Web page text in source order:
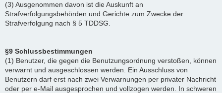
(3) Ausgenommen davon ist die Auskunft an
Strafverfolgungsbehörden und Gerichte zum Zwecke der
Strafverfolgung nach § 5 TDDSG.
§9 Schlussbestimmungen
(1) Benutzer, die gegen die Benutzungsordnung verstoßen, können
verwarnt und ausgeschlossen werden. Ein Ausschluss von
Benutzern darf erst nach zwei Verwarnungen per privater Nachricht
oder per e-Mail ausgesprochen und vollzogen werden. In schweren